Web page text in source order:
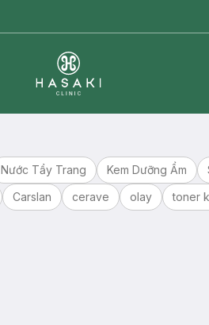
Nước Tẩy Trang Kem Dưỡng Ẩm
Carslan cerave olay toner